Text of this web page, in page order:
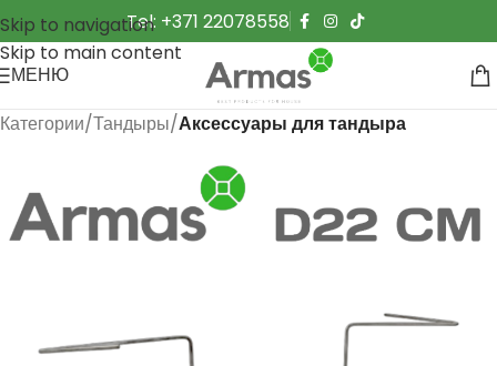
Skip to navigation
Skip to main content
Tel: +371 22078558
МЕНЮ
Категории Тандыры Аксессуары для тандыра